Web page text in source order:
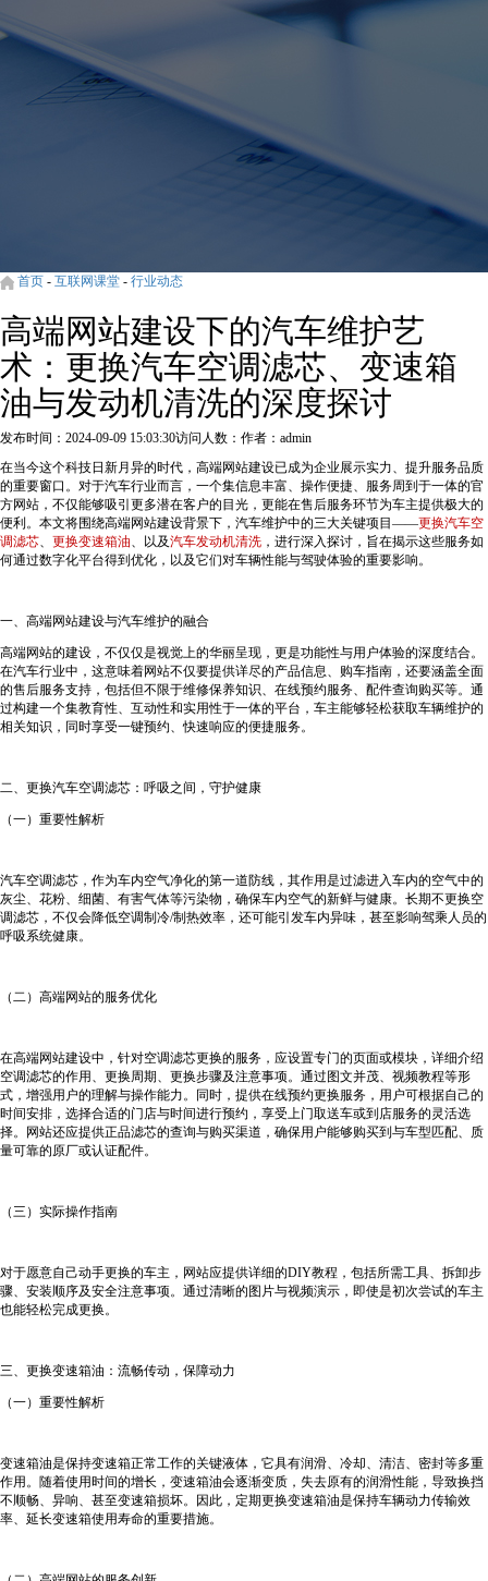
首页 - 互联网课堂 - 行业动态
高端网站建设下的汽车维护艺
术：更换汽车空调滤芯、变速箱
油与发动机清洗的深度探讨
发布时间：2024-09-09 15:03:30访问人数： 作者：admin
在当今这个科技日新月异的时代，高端网站建设已成为企业展示实力、提升服务品质
的重要窗口。对于汽车行业而言，一个集信息丰富、操作便捷、服务周到于一体的官
方网站，不仅能够吸引更多潜在客户的目光，更能在售后服务环节为车主提供极大的
便利。本文将围绕高端网站建设背景下，汽车维护中的三大关键项目——更换汽车空
调滤芯、 更换变速箱油、以及汽车发动机清洗 ，进行深入探讨，旨在揭示这些服务如
何通过数字化平台得到优化，以及它们对车辆性能与驾驶体验的重要影响。
一、高端网站建设与汽车维护的融合
高端网站的建设，不仅仅是视觉上的华丽呈现，更是功能性与用户体验的深度结合。
在汽车行业中，这意味着网站不仅要提供详尽的产品信息、购车指南，还要涵盖全面
的售后服务支持，包括但不限于维修保养知识、在线预约服务、配件查询购买等。通
过构建一个集教育性、互动性和实用性于一体的平台，车主能够轻松获取车辆维护的
相关知识，同时享受一键预约、快速响应的便捷服务。
二、更换汽车空调滤芯：呼吸之间，守护健康
（一）重要性解析
汽车空调滤芯，作为车内空气净化的第一道防线，其作用是过滤进入车内的空气中的
灰尘、花粉、细菌、有害气体等污染物，确保车内空气的新鲜与健康。长期不更换空
调滤芯，不仅会降低空调制冷/制热效率，还可能引发车内异味，甚至影响驾乘人员的
呼吸系统健康。
（二）高端网站的服务优化
在高端网站建设中，针对空调滤芯更换的服务，应设置专门的页面或模块，详细介绍
空调滤芯的作用、更换周期、更换步骤及注意事项。通过图文并茂、视频教程等形
式，增强用户的理解与操作能力。同时，提供在线预约更换服务，用户可根据自己的
时间安排，选择合适的门店与时间进行预约，享受上门取送车或到店服务的灵活选
择。网站还应提供正品滤芯的查询与购买渠道，确保用户能够购买到与车型匹配、质
量可靠的原厂或认证配件。
（三）实际操作指南
对于愿意自己动手更换的车主，网站应提供详细的DIY教程，包括所需工具、拆卸步
骤、安装顺序及安全注意事项。通过清晰的图片与视频演示，即使是初次尝试的车主
也能轻松完成更换。
三、更换变速箱油：流畅传动，保障动力
（一）重要性解析
变速箱油是保持变速箱正常工作的关键液体，它具有润滑、冷却、清洁、密封等多重
作用。随着使用时间的增长，变速箱油会逐渐变质，失去原有的润滑性能，导致换挡
不顺畅、异响、甚至变速箱损坏。因此，定期更换变速箱油是保持车辆动力传输效
率、延长变速箱使用寿命的重要措施。